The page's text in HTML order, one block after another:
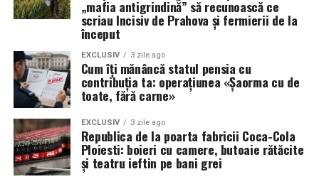
Agriculturii.
Fermierii: Eroii tragici ai gliei, finanțatori ai
adevărului
„mafia antigrindină” să recunoască ce
scriau Incisiv de Prahova și fermierii de la
început
EXCLUSIV 3 zile ago
Cum îți mănâncă statul pensia cu
contribuția ta: operațiunea «Șaorma cu de
toate, fără carne»
EXCLUSIV 3 zile ago
Republica de la poarta fabricii Coca-Cola
Ploiesti: boieri cu camere, butoaie rătăcite
și teatru ieftin pe bani grei